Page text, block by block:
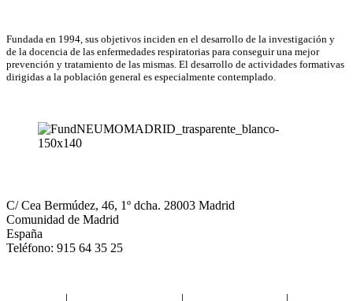
Fundada en 1994, sus objetivos inciden en el desarrollo de la investigación y
de la docencia de las enfermedades respiratorias para conseguir una mejor
prevención y tratamiento de las mismas. El desarrollo de actividades formativas
dirigidas a la población general es especialmente contemplado.
C/ Cea Bermúdez, 46, 1º dcha. 28003 Madrid
Comunidad de Madrid
España
Teléfono: 915 64 35 25
| | |